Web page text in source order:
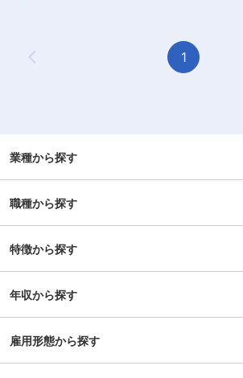
に関わっています。本社は丹波篠山市ですが、神
戸・大阪・東京に事務所があり、東京から九州ま
で、日本の西半分の幅広い ・土木工事に関わるこ
・道路や下水などの土木部門の設計業務 ・勤務地
は、当社の事務所がある神戸・大阪・東京を拠点
を自由に選択可能です。 ■就業環境： ・基本的
し、創業5年のフレッシュな会社で エリアの土木
工事に関わっています。本社は丹波篠山市です
が、神戸・大阪・東京に事務所があり、東京から
わることなら、測量から設計、工事施工、登記に
囲：会社の定める業務
Previous Page
1
業種から探す
職種から探す
特徴から探す
年収から探す
雇用形態から探す